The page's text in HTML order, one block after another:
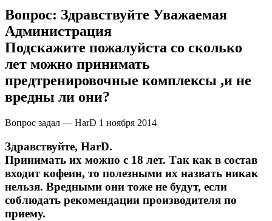
Вопрос: Здравствуйте Уважаемая
Администрация
Подскажите пожалуйста со сколько
лет можно принимать
предтренировочные комплексы ,и не
вредны ли они?
Вопрос задал — HarD 1 ноября 2014
Здравствуйте, HarD.
Принимать их можно с 18 лет. Так как в состав
входит кофеин, то полезными их назвать никак
нельзя. Вредными они тоже не будут, если
соблюдать рекомендации производителя по
приему.